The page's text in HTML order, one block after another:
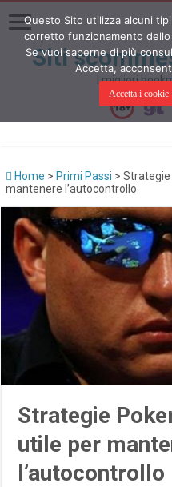
Siti
I migliori
Home > Primi Passi > Strategie
mantenere l’autocontrollo
Strategie
utile per
l’autocontrollo
Questo Sito utilizza alcuni
corretto funzionamento
Se vuoi saperne di più
Accetta,
Accetta i cookie